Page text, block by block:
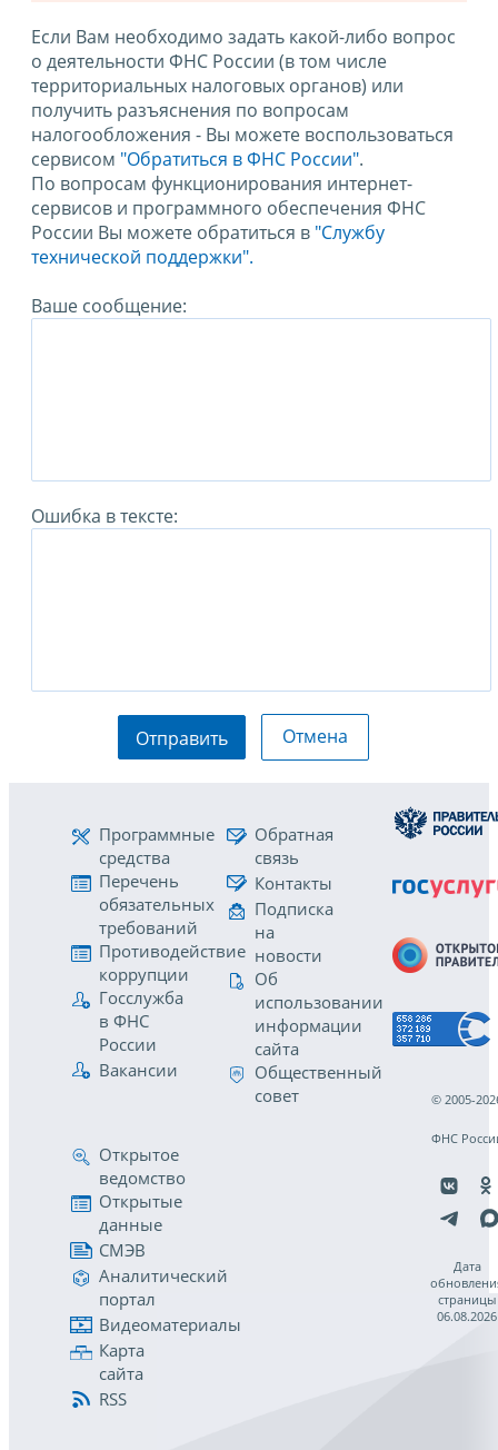
Если Вам необходимо задать какой-либо вопрос
о деятельности ФНС России (в том числе
территориальных налоговых органов) или
получить разъяснения по вопросам
налогообложения - Вы можете воспользоваться
сервисом "Обратиться в ФНС России".
По вопросам функционирования интернет-
сервисов и программного обеспечения ФНС
России Вы можете обратиться в "Службу
технической поддержки".
Ваше сообщение:
Ошибка в тексте:
Отправить Отмена
Программные
средства
Перечень
обязательных
требований
Противодействие
коррупции
Госслужба
в ФНС
России
Вакансии
Обратная
связь
Контакты
Подписка
на
новости
Об
использовании
информации
сайта
Общественный
совет
Открытое
ведомство
Открытые
данные
СМЭВ
Аналитический
портал
Видеоматериалы
Карта
сайта
RSS
© 2005-
ФНС
Дата
страницы
06.08.2026